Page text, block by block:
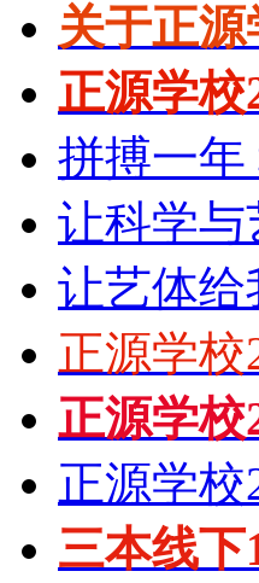
关于正
正源学校
拼搏一
让科学
让艺体
正源学校
正源学
正源学
三本线